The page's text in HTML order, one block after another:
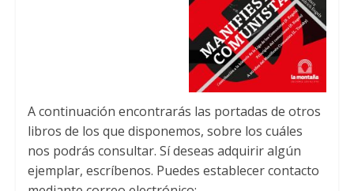
A continuación encontrarás las portadas de otros
libros de los que disponemos, sobre los cuáles
nos podrás consultar. Sí deseas adquirir algún
ejemplar, escríbenos. Puedes establecer contacto